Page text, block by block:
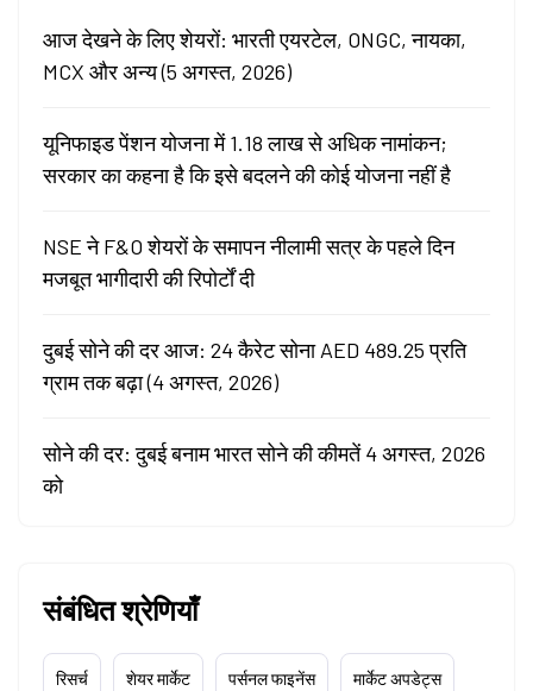
आज देखने के लिए शेयरों: भारती एयरटेल, ONGC, नायका,
MCX और अन्य (5 अगस्त, 2026)
यूनिफाइड पेंशन योजना में 1.18 लाख से अधिक नामांकन;
सरकार का कहना है कि इसे बदलने की कोई योजना नहीं है
NSE ने F&O शेयरों के समापन नीलामी सत्र के पहले दिन
मजबूत भागीदारी की रिपोर्टों दी
दुबई सोने की दर आज: 24 कैरेट सोना AED 489.25 प्रति
ग्राम तक बढ़ा (4 अगस्त, 2026)
सोने की दर: दुबई बनाम भारत सोने की कीमतें 4 अगस्त, 2026
को
संबंधित श्रेणियाँ
रिसर्च शेयर मार्केट पर्सनल फाइनेंस मार्केट अपडेट्स